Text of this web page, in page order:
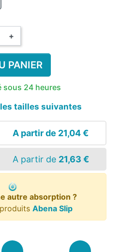
+
PANIER
sous 24 heures
tailles suivantes
A partir de 21,04 €
A partir de 21,63 €
autre absorption ?
Abena Slip